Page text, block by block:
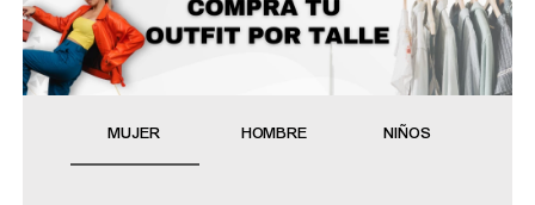
MUJER HOMBRE NIÑOS